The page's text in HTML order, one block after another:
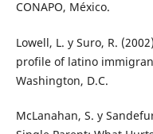
CONAPO, México.
Lowell, L. y Suro, R.
profile of latino
Washington, D.C.
McLanahan, S. y